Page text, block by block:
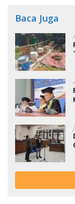
Baca Juga